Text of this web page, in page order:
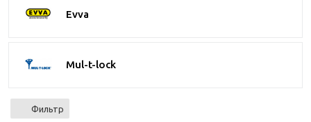
Evva
Mul-t-lock
Фильтр